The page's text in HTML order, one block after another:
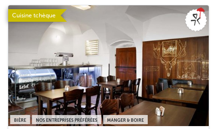
Cuisine tchèque
BIÈRE NOS ENTREPRISES PRÉFÉRÉES MANGER & BOIRE